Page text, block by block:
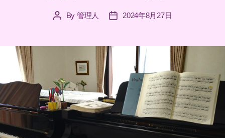
PostBy 管理人
Post2024年8月27日